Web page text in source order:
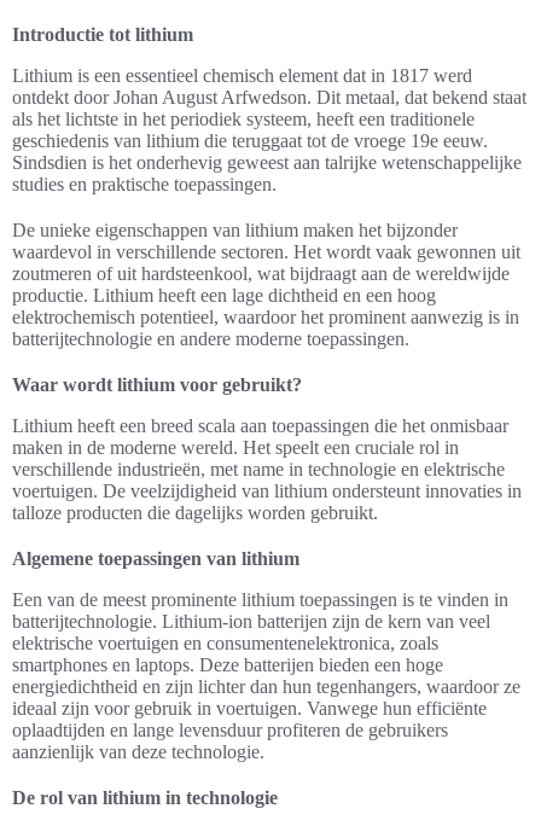
Introductie tot lithium
Lithium is een essentieel chemisch element dat in 1817 werd
ontdekt door Johan August Arfwedson. Dit metaal, dat bekend staat
als het lichtste in het periodiek systeem, heeft een traditionele
geschiedenis van lithium die teruggaat tot de vroege 19e eeuw.
Sindsdien is het onderhevig geweest aan talrijke wetenschappelijke
studies en praktische toepassingen.
De unieke eigenschappen van lithium maken het bijzonder
waardevol in verschillende sectoren. Het wordt vaak gewonnen uit
zoutmeren of uit hardsteenkool, wat bijdraagt aan de wereldwijde
productie. Lithium heeft een lage dichtheid en een hoog
elektrochemisch potentieel, waardoor het prominent aanwezig is in
batterijtechnologie en andere moderne toepassingen.
Waar wordt lithium voor gebruikt?
Lithium heeft een breed scala aan toepassingen die het onmisbaar
maken in de moderne wereld. Het speelt een cruciale rol in
verschillende industrieën, met name in technologie en elektrische
voertuigen. De veelzijdigheid van lithium ondersteunt innovaties in
talloze producten die dagelijks worden gebruikt.
Algemene toepassingen van lithium
Een van de meest prominente lithium toepassingen is te vinden in
batterijtechnologie. Lithium-ion batterijen zijn de kern van veel
elektrische voertuigen en consumentenelektronica, zoals
smartphones en laptops. Deze batterijen bieden een hoge
energiedichtheid en zijn lichter dan hun tegenhangers, waardoor ze
ideaal zijn voor gebruik in voertuigen. Vanwege hun efficiënte
oplaadtijden en lange levensduur profiteren de gebruikers
aanzienlijk van deze technologie.
De rol van lithium in technologie